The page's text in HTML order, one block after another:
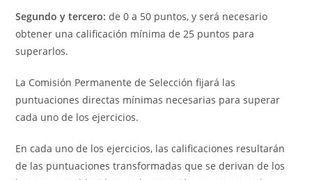
Segundo y tercero: de 0 a 50 puntos, y será necesario
obtener una calificación mínima de 25 puntos para
superarlos.
La Comisión Permanente de Selección fijará las
puntuaciones directas mínimas necesarias para superar
cada uno de los ejercicios.
En cada uno de los ejercicios, las calificaciones resultarán
de las puntuaciones transformadas que se derivan de los